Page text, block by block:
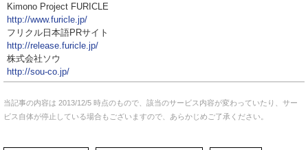
Kimono Project FURICLE
http://www.furicle.jp/
フリクル日本語PRサイト
http://release.furicle.jp/
株式会社ソウ
http://sou-co.jp/
当記事の内容は 2013/12/5 時点のもので、該当のサービス内容が変わっていたり、サー
ビス自体が停止している場合もございますので、あらかじめご了承ください。